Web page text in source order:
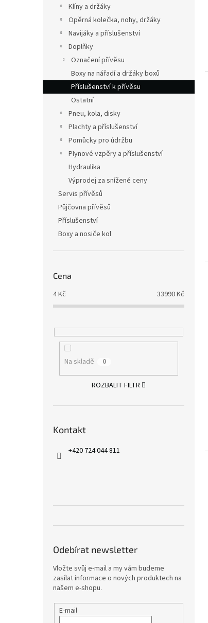
Klíny a držáky
Opěrná kolečka, nohy, držáky
Navijáky a příslušenství
Doplňky
Označení přívěsu
Boxy na nářadí a držáky boxů
Příslušenství k přívěsu
Ostatní
Pneu, kola, disky
Plachty a příslušenství
Pomůcky pro údržbu
Plynové vzpěry a příslušenství
Hydraulika
Výprodej za snížené ceny
Servis přívěsů
Půjčovna přívěsů
Příslušenství
Boxy a nosiče kol
Cena
4Kč 33990Kč
Na skladě 0
ROZBALIT FILTR
Kontakt
+420 724 044 811
Odebírat newsletter
Vložte svůj e-mail a my vám budeme
zasílat informace o nových produktech na
našem e-shopu.
E-mail